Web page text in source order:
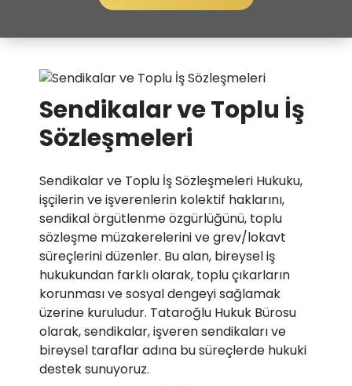
Sendikalar ve Toplu İş
Sözleşmeleri
Sendikalar ve Toplu İş Sözleşmeleri Hukuku,
işçilerin ve işverenlerin kolektif haklarını,
sendikal örgütlenme özgürlüğünü, toplu
sözleşme müzakerelerini ve grev/lokavt
süreçlerini düzenler. Bu alan, bireysel iş
hukukundan farklı olarak, toplu çıkarların
korunması ve sosyal dengeyi sağlamak
üzerine kuruludur. Tataroğlu Hukuk Bürosu
olarak, sendikalar, işveren sendikaları ve
bireysel taraflar adına bu süreçlerde hukuki
destek sunuyoruz.